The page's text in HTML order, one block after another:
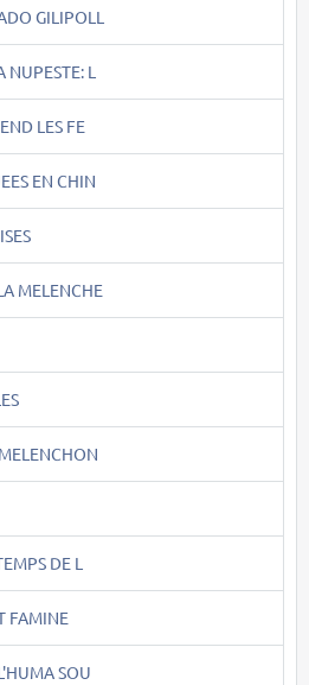
GILIPOLL
L
LES FE
EN CHIN
MELENCHE
DE L
FAMINE
SOU